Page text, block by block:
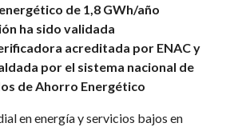
de 1,8 GWh/año
ha sido validada
acreditada por ENAC y
por el sistema nacional de
de Ahorro Energético
en energía y servicios bajos en